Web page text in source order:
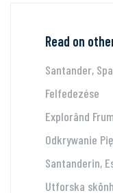
Read on
Santander,
Felfedezése
Explorând
Odkrywanie
Santanderin,
Utforska